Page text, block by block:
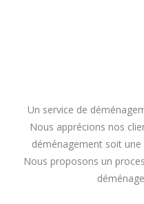
Un service de
Nous apprécions nos
déménagement soit
Nous proposons un